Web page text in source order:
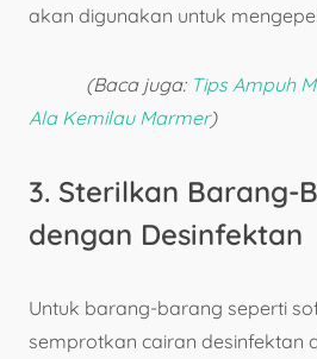
akan digunakan untuk
(Baca juga: Tips Ampuh
Ala Kemilau Marmer)
3. Sterilkan Barang-
dengan Desinfektan
Untuk barang-barang seperti
semprotkan cairan desinfektan